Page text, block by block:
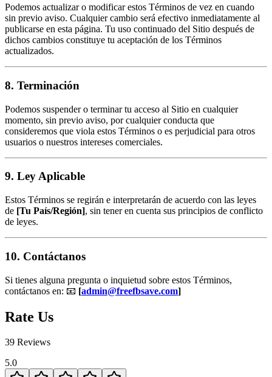
Podemos actualizar o modificar estos Términos de vez en cuando
sin previo aviso. Cualquier cambio será efectivo inmediatamente al
publicarse en esta página. Tu uso continuado del Sitio después de
dichos cambios constituye tu aceptación de los Términos
actualizados.
8. Terminación
Podemos suspender o terminar tu acceso al Sitio en cualquier
momento, sin previo aviso, por cualquier conducta que
consideremos que viola estos Términos o es perjudicial para otros
usuarios o nuestros intereses comerciales.
9. Ley Aplicable
Estos Términos se regirán e interpretarán de acuerdo con las leyes
de [Tu País/Región], sin tener en cuenta sus principios de conflicto
de leyes.
10. Contáctanos
Si tienes alguna pregunta o inquietud sobre estos Términos,
contáctanos en: 📧 [admin@freefbsave.com]
Rate Us
39 Reviews
5.0